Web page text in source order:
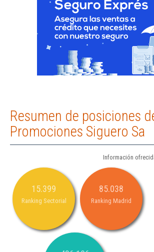
Resumen de posiciones
Promociones Siguero Sa
Información
15.399
Ranking Sectorial
85.038
Ranking Madrid